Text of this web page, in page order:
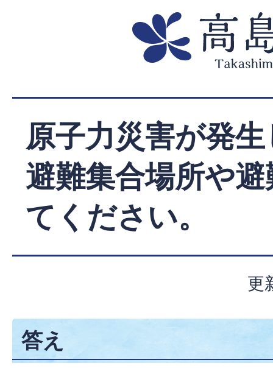
原子力災害が発
避難集合場所や
てください。
更
答え